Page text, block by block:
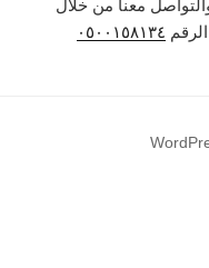
معنا من خلال
٠٥٠٠١٥٨١٣٤